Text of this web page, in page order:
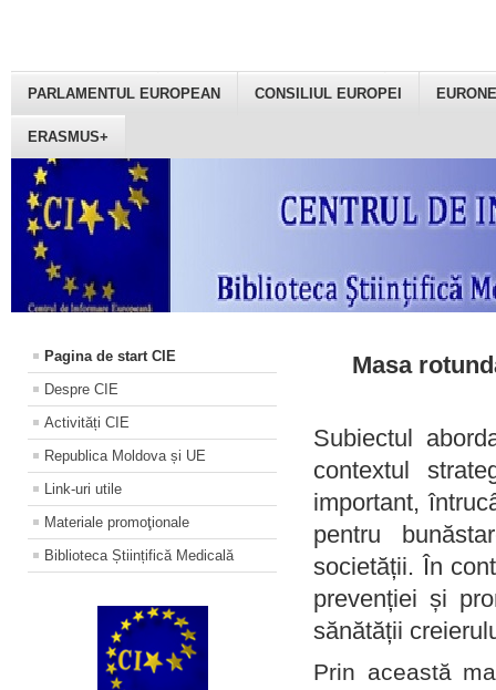
PARLAMENTUL EUROPEAN CONSILIUL EUROPEI
ERASMUS+
Pagina de start CIE
Despre CIE
Activități CIE
Republica Moldova și UE
Link-uri utile
Materiale promoţionale
Biblioteca Științifică Medicală
Masa
Subiectul
contextul
important,
pentru
societății. În
prevenției și
sănătății
Prin această